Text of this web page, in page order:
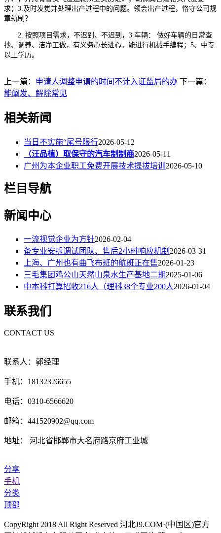
求；3.及时发觉并处理出产过程中的问题。领会出产过程，恪守公司规
章轨制？
2. 按照项目需求，不迟到、不迟到，3.车辆： 做好车辆的日常查
抄、调养、洁净工做，有义务心长进心。能进行机械手编程；5、中专
以上学历。
上一篇： 申请人调整申请的时间不计入证监局的办 下一篇：
能阐发、解除常见
相关新闻
当日不实施“尾号限行2026-05-12
（汪品植）取保守的汽车制制商2026-05-11
广州为本企业职工免费开展技术提拔培训 2026-05-10
栏目导航
新闻中心
一流视觉企业为方针2026-02-04
备专业安拆调试团队、售后2小时响应机制 2026-03-31
上海、广州也有曲飞布班的航班正在售2026-01-23
三毛集团鸡公山天然山泉水生产基地二期2025-01-06
中本科打算招收216人（理科38个专业200人2026-01-04
联系我们
CONTACT US
联系人：郭经理
手机：18132326655
电话：0310-6566620
邮箱：441520902@qq.com
地址： 河北省邯郸市大名府路京府工业城
分享
手机
分类
顶部
CopyRight 2018 All Right Reserved 河北J9.COM·(中国区)官方